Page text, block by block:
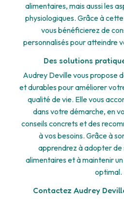
alimentaires, mais aussi les
physiologiques. Grâce à
vous bénéficierez de
personnalisés pour atteindre
Des solutions
Audrey Deville vous propose
et durables pour améliorer
qualité de vie. Elle vous
dans votre démarche, en
conseils concrets et des
à vos besoins. Grâce à
apprendrez à adopter de
alimentaires et à maintenir
optimal.
Contactez Audrey